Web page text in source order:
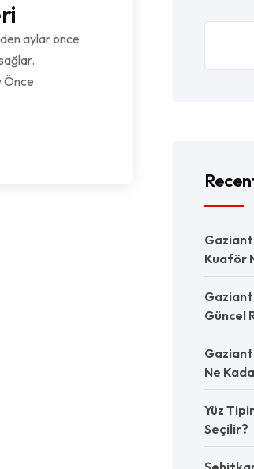
aylar önce
Önce
Kuaför
Güncel
Ne
Yüz
Seçilir?